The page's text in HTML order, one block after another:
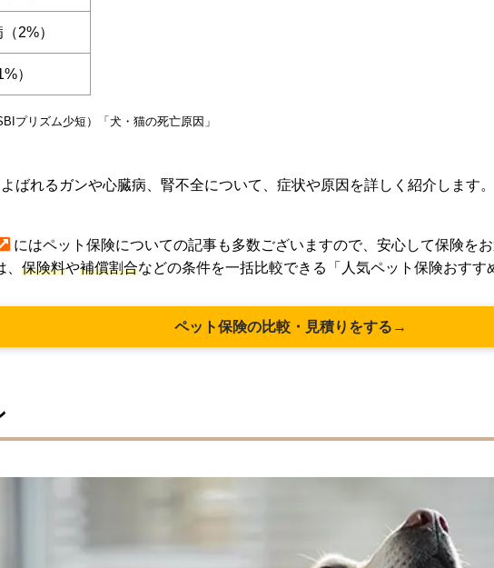
2%）
）
プリズム少短）「犬・猫の死亡原因」
ばれるガンや心臓病、腎不全について、症状や原因を詳しく紹介します。
にはペット保険についての記事も多数ございますので、安心して保険をお
保険料や補償割合などの条件を一括比較できる「人気ペット保険おすす
ペット保険の比較・見積りをする→